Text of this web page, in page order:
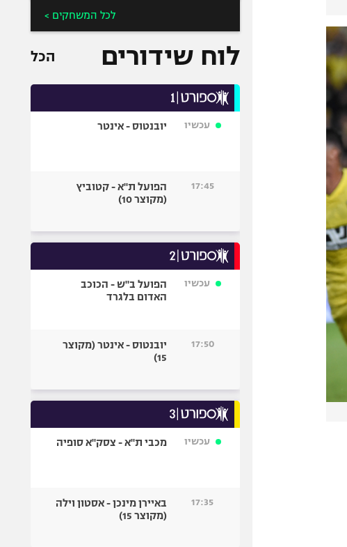
לכל המשחקים >
לוח שידורים הכל
עכשיו יובנטוס - אינטר
17:45
הפועל ת"א - קטוביץ
(מקוצר 10)
עכשיו
הפועל ב"ש - הכוכב
האדום בלגרד
17:50
יובנטוס - אינטר (מקוצר
15)
עכשיו מכבי ת"א - צסק"א סופיה
17:35
באיירן מינכן - אסטון וילה
(מקוצר 15)